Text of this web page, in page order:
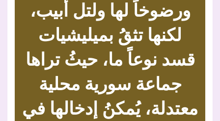
ورضوخاً لها ولتل أبيب،
لكنها تثقُ بميليشيات
قسد نوعاً ما، حيثُ تراها
جماعة سورية محلية
معتدلة، يُمكنُ إدخالها في